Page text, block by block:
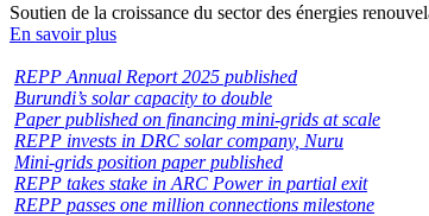
Soutien de la croissance du sector des énergies
En savoir plus
REPP Annual Report 2025 published
Burundi’s solar capacity to double
Paper published on financing mini-grids at scale
REPP invests in DRC solar company, Nuru
Mini-grids position paper published
REPP takes stake in ARC Power in partial exit
REPP passes one million connections milestone